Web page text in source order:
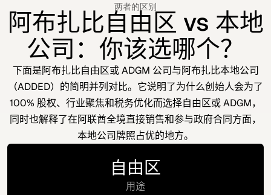
两者的区别
阿布扎比自由区 vs 本地
公司：你该选哪个？
下面是阿布扎比自由区或 ADGM 公司与阿布扎比本地公司
（ADDED）的简明并列对比。它说明了为什么创始人会为了
100% 股权、行业聚焦和税务优化而选择自由区或 ADGM，
同时也解释了在阿联酋全境直接销售和参与政府合同方面，
本地公司牌照占优的地方。
自由区
用途